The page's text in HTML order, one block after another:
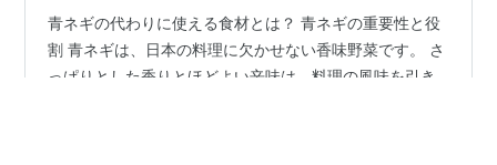
青ネギの代わりに使える食材とは？ 青ネギの重要性と役
割 青ネギは、日本の料理に欠かせない香味野菜です。 さ
っぱりとした香りとほどよい辛味は、料理の風味を引き